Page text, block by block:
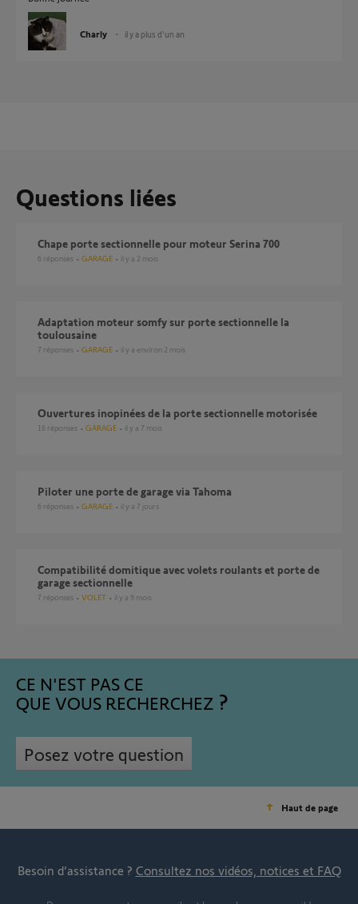
Charly il y a plus d'un an
Questions liées
Chape porte sectionnelle pour moteur Serina 700
6 réponses GARAGE il y a 2 mois
Adaptation moteur somfy sur porte sectionnelle la
toulousaine
7 réponses GARAGE il y a environ 2 mois
ouvertures inopinées de la porte sectionnelle motorisée
16 réponses GARAGE il y a 7 mois
Piloter une porte de garage via Tahoma
6 réponses GARAGE il y a 7 jours
Compatibilité domitique avec volets roulants et porte de
garage sectionnelle
7 réponses VOLET il y a 9 mois
CE N'EST PAS CE
QUE VOUS RECHERCHEZ
Posez votre question
Haut de page
Besoin d’assistance ? Consultez nos vidéos, notices et FAQ